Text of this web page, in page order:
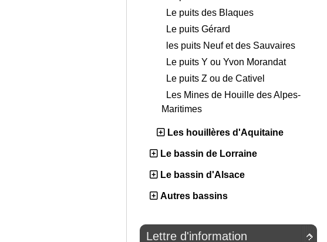
Le puits des Blaques
Le puits Gérard
les puits Neuf et des Sauvaires
Le puits Y ou Yvon Morandat
Le puits Z ou de Cativel
Les Mines de Houille des Alpes-
Maritimes
Les houillères d'Aquitaine
Le bassin de Lorraine
Le bassin d'Alsace
Autres bassins

Lettre d'information